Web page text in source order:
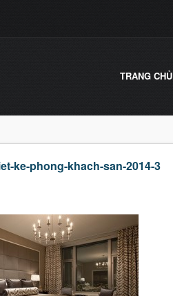
TRANG CHỦ
ke-phong-khach-san-2014-3